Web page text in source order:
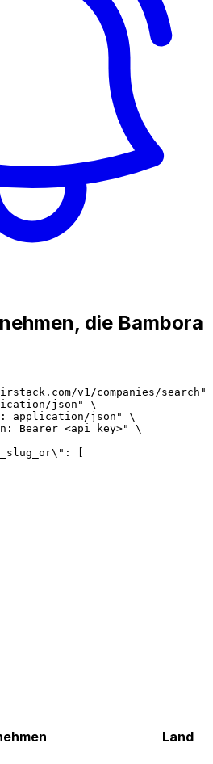
die Bambora
v1/companies/search"
json" \
application/json" \
Bearer <api_key>" \
[
Land